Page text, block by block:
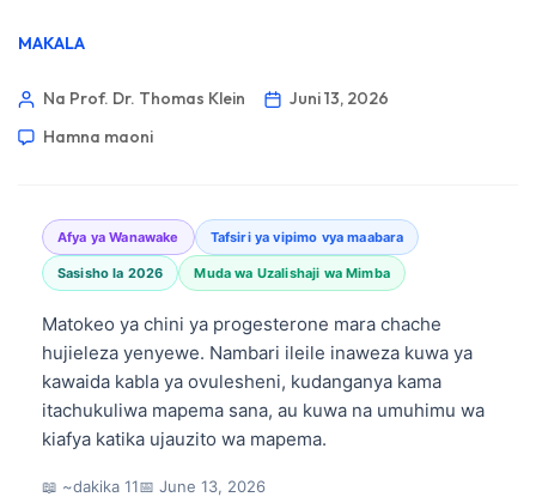
MAKALA
Na Prof. Dr. Thomas Klein
Juni 13, 2026
Hamna maoni
Afya ya Wanawake Tafsiri ya vipimo vya maabara
Sasisho la 2026 Muda wa Uzalishaji wa Mimba
Matokeo ya chini ya progesterone mara chache
hujieleza yenyewe. Nambari ileile inaweza kuwa ya
kawaida kabla ya ovulesheni, kudanganya kama
itachukuliwa mapema sana, au kuwa na umuhimu wa
kiafya katika ujauzito wa mapema.
📖 ~dakika 11📅 June 13, 2026